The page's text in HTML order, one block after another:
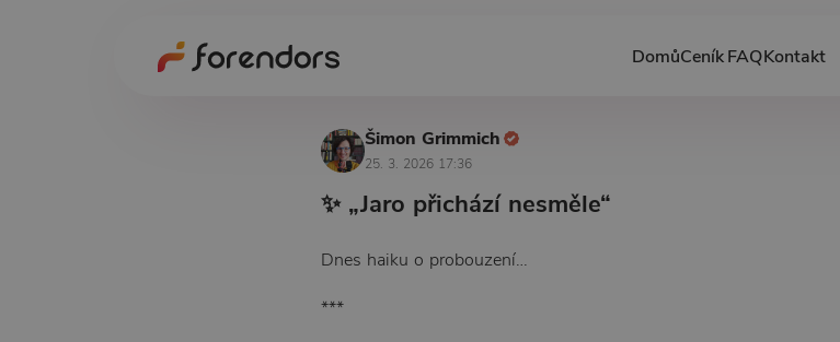
DomůCeníkFAQKontakt
Šimon Grimmich
25. 3. 2026 17:36
✨ „Jaro přichází nesměle“
Dnes haiku o probouzení…
***